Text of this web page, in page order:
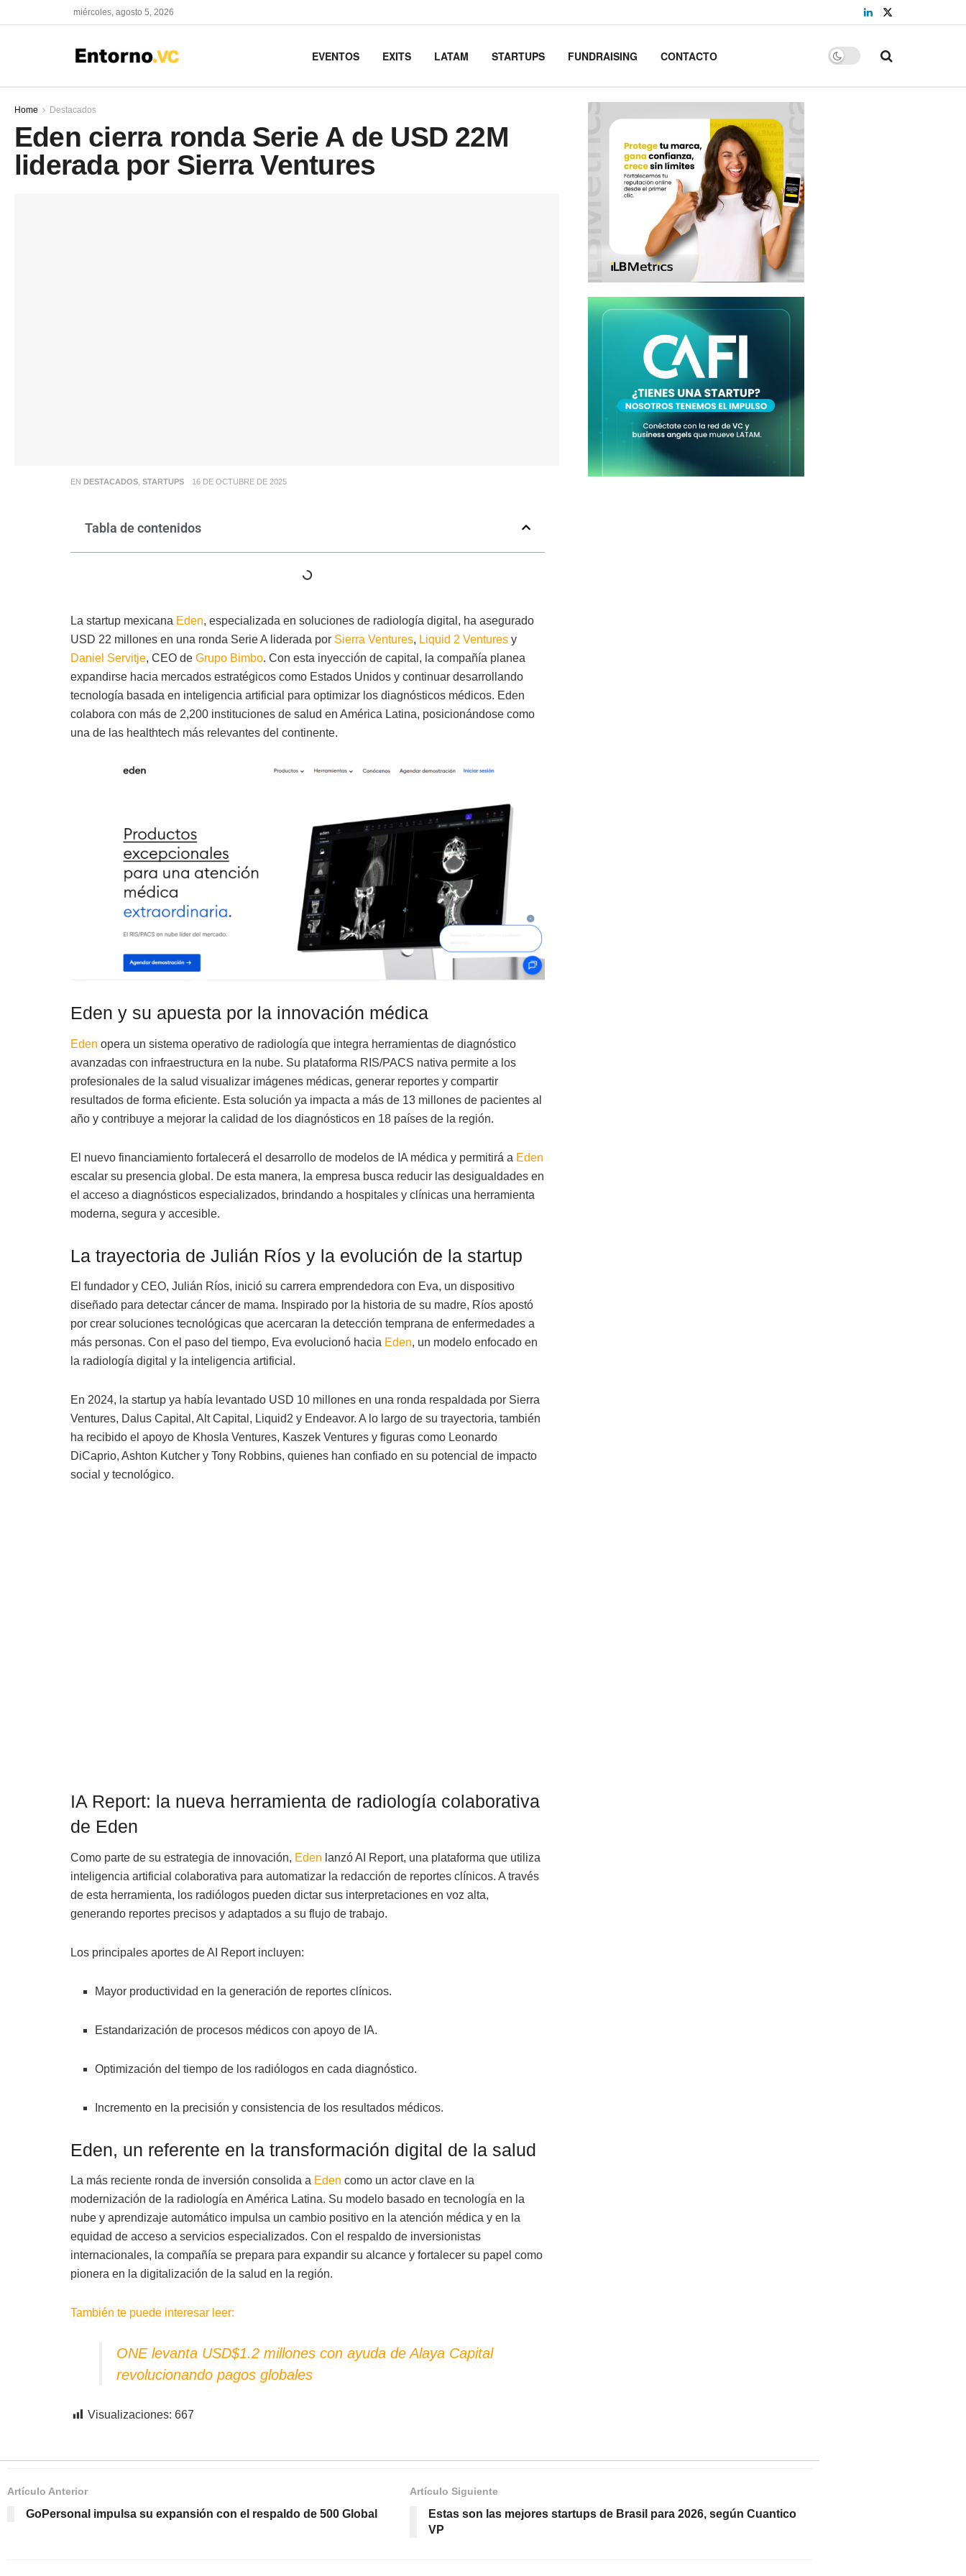
miércoles, agosto 5, 2026
EVENTOS EXITS LATAM STARTUPS FUNDRAISING CONTACTO
Home Destacados
Eden cierra ronda Serie A de USD 22M
liderada por Sierra Ventures
EN DESTACADOS, STARTUPS 16 DE OCTUBRE DE 2025
Tabla de contenidos
La startup mexicana Eden, especializada en soluciones de radiología digital, ha asegurado
USD 22 millones en una ronda Serie A liderada por Sierra Ventures, Liquid 2 Venturesy
Daniel Servitje, CEO deGrupo Bimbo. Con esta inyección de capital, la compañía planea
expandirse hacia mercados estratégicos como Estados Unidos y continuar desarrollando
tecnología basada en inteligencia artificial para optimizar los diagnósticos médicos. Eden
colabora con más de 2,200 instituciones de salud en América Latina, posicionándose como
una de las healthtech más relevantes del continente.
Eden y su apuesta por la innovación médica
Eden opera un sistema operativo de radiología que integra herramientas de diagnóstico
avanzadas con infraestructura en la nube. Su plataforma RIS/PACS nativa permite a los
profesionales de la salud visualizar imágenes médicas, generar reportes y compartir
resultados de forma eficiente. Esta solución ya impacta a más de 13 millones de pacientes al
año y contribuye a mejorar la calidad de los diagnósticos en 18 países de la región.
El nuevo financiamiento fortalecerá el desarrollo de modelos de IA médica y permitirá a Eden
escalar su presencia global. De esta manera, la empresa busca reducir las desigualdades en
el acceso a diagnósticos especializados, brindando a hospitales y clínicas una herramienta
moderna, segura y accesible.
La trayectoria de Julián Ríos y la evolución de la startup
El fundador y CEO, Julián Ríos, inició su carrera emprendedora con Eva, un dispositivo
diseñado para detectar cáncer de mama. Inspirado por la historia de su madre, Ríos apostó
por crear soluciones tecnológicas que acercaran la detección temprana de enfermedades a
más personas. Con el paso del tiempo, Eva evolucionó hacia Eden, un modelo enfocado en
la radiología digital y la inteligencia artificial.
En 2024, la startup ya había levantado USD 10 millones en una ronda respaldada por Sierra
Ventures, Dalus Capital, Alt Capital, Liquid2 y Endeavor. A lo largo de su trayectoria, también
ha recibido el apoyo de Khosla Ventures, Kaszek Ventures y figuras como Leonardo
DiCaprio, Ashton Kutcher y Tony Robbins, quienes han confiado en su potencial de impacto
social y tecnológico.
IA Report: la nueva herramienta de radiología colaborativa
de Eden
Como parte de su estrategia de innovación, Eden lanzó AI Report, una plataforma que utiliza
inteligencia artificial colaborativa para automatizar la redacción de reportes clínicos. A través
de esta herramienta, los radiólogos pueden dictar sus interpretaciones en voz alta,
generando reportes precisos y adaptados a su flujo de trabajo.
Los principales aportes de AI Report incluyen:
Mayor productividad en la generación de reportes clínicos.
Estandarización de procesos médicos con apoyo de IA.
Optimización del tiempo de los radiólogos en cada diagnóstico.
Incremento en la precisión y consistencia de los resultados médicos.
Eden, un referente en la transformación digital de la salud
La más reciente ronda de inversión consolida a Eden como un actor clave en la
modernización de la radiología en América Latina. Su modelo basado en tecnología en la
nube y aprendizaje automático impulsa un cambio positivo en la atención médica y en la
equidad de acceso a servicios especializados. Con el respaldo de inversionistas
internacionales, la compañía se prepara para expandir su alcance y fortalecer su papel como
pionera en la digitalización de la salud en la región.
También te puede interesar leer:
ONE levanta USD$1.2 millones con ayuda de Alaya Capital
revolucionando pagos globales
Visualizaciones: 667
Artículo Anterior
GoPersonal impulsa su expansión con el respaldo de 500 Global
Artículo Siguiente
Estas son las mejores startups de Brasil para 2026, según Cuantico
VP